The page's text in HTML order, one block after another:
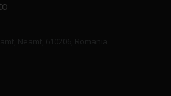
Neamt, 610206, Romania